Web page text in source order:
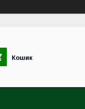
Кошик